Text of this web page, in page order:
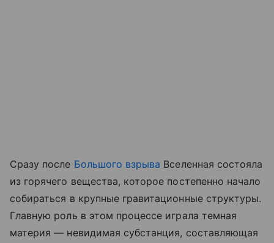
Сразу после Большого взрыва Вселенная состояла
из горячего вещества, которое постепенно начало
собираться в крупные гравитационные структуры.
Главную роль в этом процессе играла темная
материя — невидимая субстанция, составляющая